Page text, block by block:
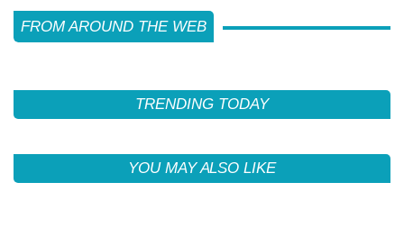
FROM AROUND THE WEB
TRENDING TODAY
YOU MAY ALSO LIKE